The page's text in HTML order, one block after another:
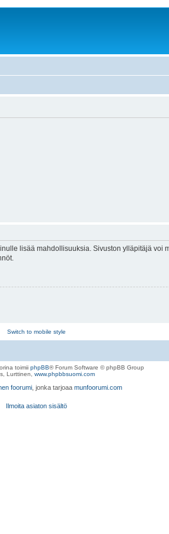
lisää mahdollisuuksia. Sivuston ylläpitäjä
Switch to mobile style
toimii phpBB® Forum Software © phpBB Group
Lurttinen, www.phpbbsuomi.com
foorumi , jonka tarjoaa munfoorumi.com
Ilmoita asiaton sisältö